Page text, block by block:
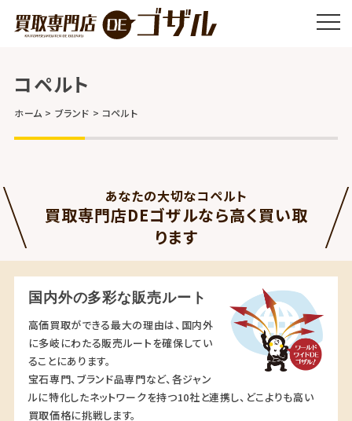
コペルト
ホーム ブランド コペルト
あなたの大切なコペルト
買取専門店DEゴザルなら高く買い取
ります
国内外の多彩な販売ルート
高価買取ができる最大の理由は、国内外
に多岐にわたる販売ルートを確保してい
ることにあります。
宝石専門、ブランド品専門など、各ジャン
ルに特化したネットワークを持つ10社と連携し、どこよりも高い
買取価格に挑戦します。